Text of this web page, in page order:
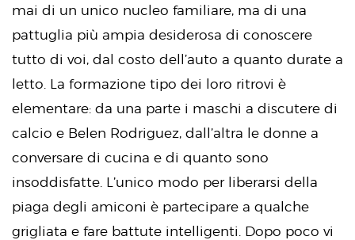
mai di un unico nucleo familiare, ma di una
pattuglia più ampia desiderosa di conoscere
tutto di voi, dal costo dell’auto a quanto durate a
letto. La formazione tipo dei loro ritrovi è
elementare: da una parte i maschi a discutere di
calcio e Belen Rodriguez, dall’altra le donne a
conversare di cucina e di quanto sono
insoddisfatte. L’unico modo per liberarsi della
piaga degli amiconi è partecipare a qualche
grigliata e fare battute intelligenti. Dopo poco vi